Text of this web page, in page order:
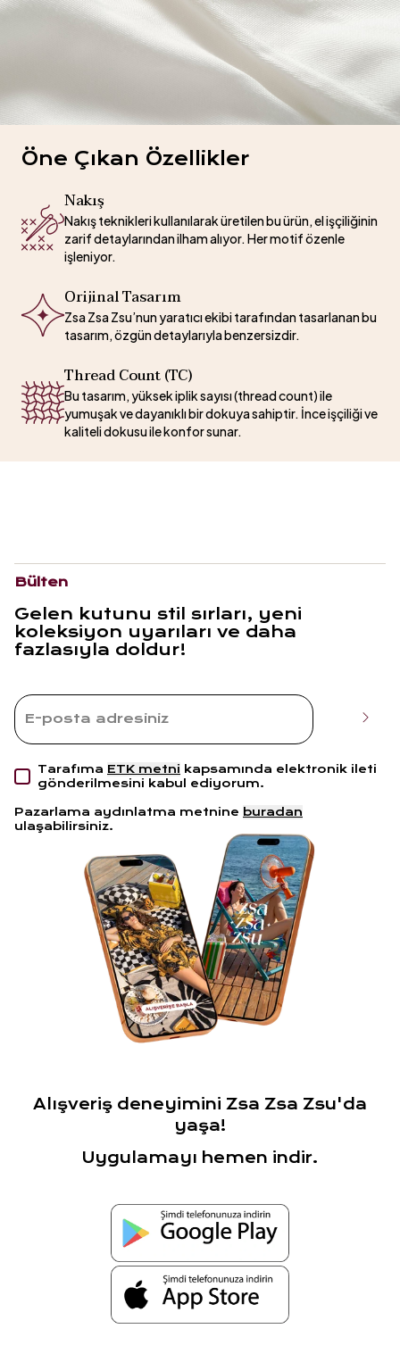
Öne Çıkan Özellikler
Nakış
Nakış teknikleri kullanılarak üretilen bu ürün, el işçiliğinin
zarif detaylarından ilham alıyor. Her motif özenle
işleniyor.
Orijinal Tasarım
Zsa Zsa Zsu’nun yaratıcı ekibi tarafından tasarlanan bu
tasarım, özgün detaylarıyla benzersizdir.
Thread Count (TC)
Bu tasarım, yüksek iplik sayısı (thread count) ile
yumuşak ve dayanıklı bir dokuya sahiptir. İnce işçiliği ve
kaliteli dokusu ile konfor sunar.
Bülten
Gelen kutunu stil sırları, yeni
koleksiyon uyarıları ve daha
fazlasıyla doldur!
Tarafıma ETK metni kapsamında elektronik ileti
gönderilmesini kabul ediyorum.
Pazarlama aydınlatma metnine buradan
ulaşabilirsiniz.
Alışveriş deneyimini Zsa Zsa Zsu'da
yaşa!
Uygulamayı hemen indir.